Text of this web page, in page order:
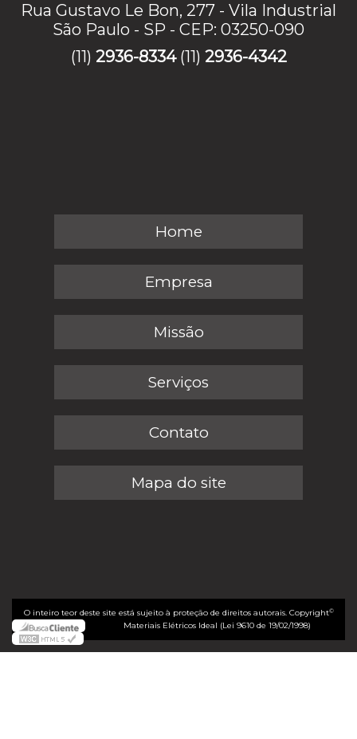
Rua Gustavo Le Bon, 277 - Vila Industrial
São Paulo - SP - CEP: 03250-090
(11) 2936-8334 (11) 2936-4342
Home
Empresa
Missão
Serviços
Contato
Mapa do site
O inteiro teor deste site está sujeito à proteção de direitos autorais. Copyright©
Materiais Elétricos Ideal (Lei 9610 de 19/02/1998)